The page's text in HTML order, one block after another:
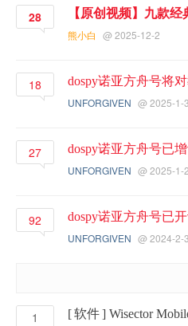
28
【原创视频】九款
熊小白 @ 2025-12-2
18
dospy诺亚方舟号将
UNFORGIVEN @ 2025-1-
27
dospy诺亚方舟号已
UNFORGIVEN @ 2025-1-
92
dospy诺亚方舟号已
UNFORGIVEN @ 2024-2-3
1 [软件] Wisector